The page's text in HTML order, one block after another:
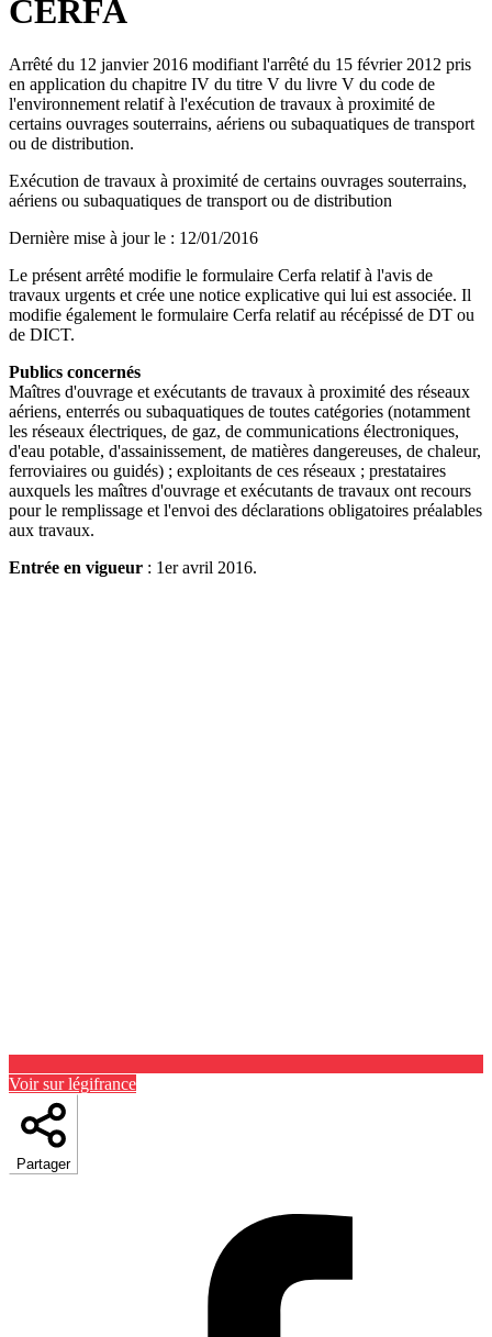
CERFA
Arrêté du 12 janvier 2016 modifiant l'arrêté du 15 février 2012 pris
en application du chapitre IV du titre V du livre V du code de
l'environnement relatif à l'exécution de travaux à proximité de
certains ouvrages souterrains, aériens ou subaquatiques de transport
ou de distribution.
Exécution de travaux à proximité de certains ouvrages souterrains,
aériens ou subaquatiques de transport ou de distribution
Dernière mise à jour le : 12/01/2016
Le présent arrêté modifie le formulaire Cerfa relatif à l'avis de
travaux urgents et crée une notice explicative qui lui est associée. Il
modifie également le formulaire Cerfa relatif au récépissé de DT ou
de DICT.
Publics concernés
Maîtres d'ouvrage et exécutants de travaux à proximité des réseaux
aériens, enterrés ou subaquatiques de toutes catégories (notamment
les réseaux électriques, de gaz, de communications électroniques,
d'eau potable, d'assainissement, de matières dangereuses, de chaleur,
ferroviaires ou guidés) ; exploitants de ces réseaux ; prestataires
auxquels les maîtres d'ouvrage et exécutants de travaux ont recours
pour le remplissage et l'envoi des déclarations obligatoires préalables
aux travaux.
Entrée en vigueur : 1er avril 2016.
Voir sur légifrance
Partager